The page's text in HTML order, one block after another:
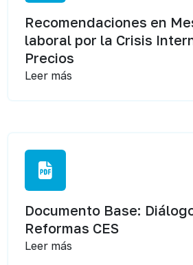
Recomendaciones en
laboral por la Crisis
Precios
Leer más
Documento Base:
Reformas CES
Leer más